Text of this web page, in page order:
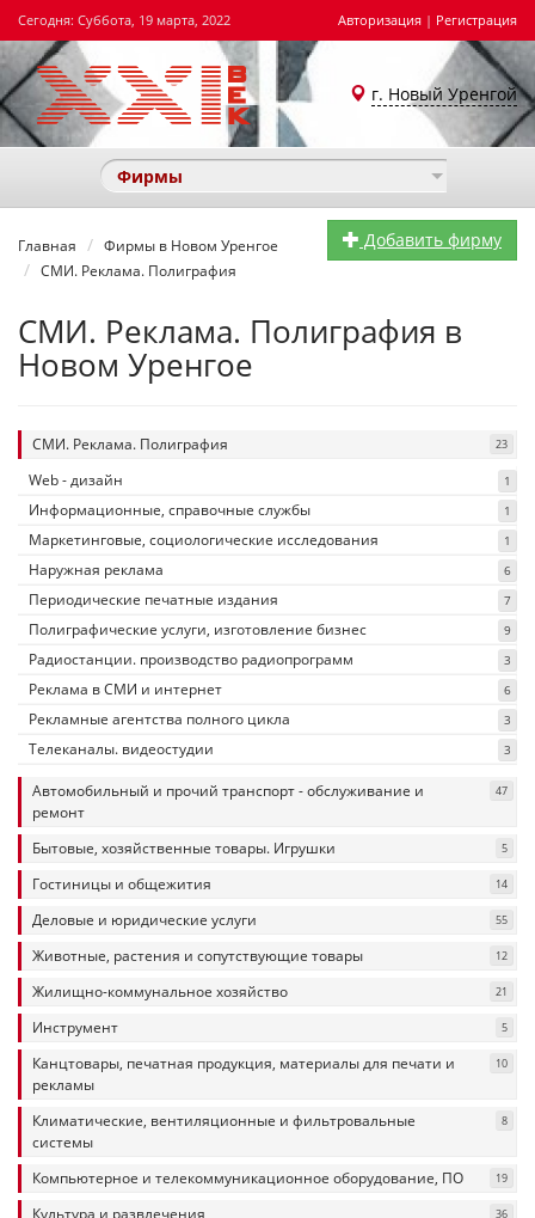
Сегодня: Суббота, 19 марта, 2022 Авторизация | Регистрация
г. Новый Уренгой
Фирмы
Добавить фирму
Главная
Фирмы в Новом Уренгое
СМИ. Реклама. Полиграфия
СМИ. Реклама. Полиграфия в
Новом Уренгое
СМИ. Реклама. Полиграфия 23
Web - дизайн 1
Информационные, справочные службы 1
Маркетинговые, социологические исследования 1
Наружная реклама 6
Периодические печатные издания 7
Полиграфические услуги, изготовление бизнес 9
Радиостанции. производство радиопрограмм 3
Реклама в СМИ и интернет 6
Рекламные агентства полного цикла 3
Телеканалы. видеостудии 3
Автомобильный и прочий транспорт - обслуживание и
ремонт
47
Бытовые, хозяйственные товары. Игрушки 5
Гостиницы и общежития 14
Деловые и юридические услуги 55
Животные, растения и сопутствующие товары 12
Жилищно-коммунальное хозяйство 21
Инструмент 5
Канцтовары, печатная продукция, материалы для печати и
рекламы
10
Климатические, вентиляционные и фильтровальные
системы
8
Компьютерное и телекоммуникационное оборудование, ПО 19
Культура и развлечения 36